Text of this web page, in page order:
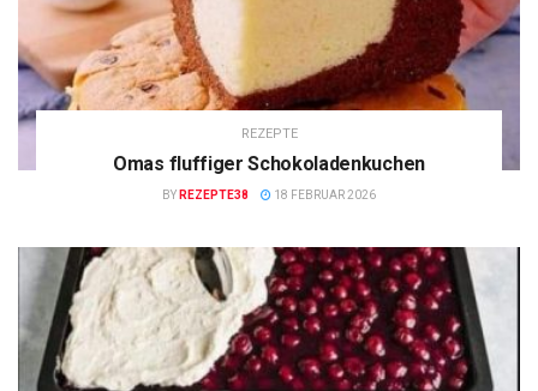
REZEPTE
Omas fluffiger Schokoladenkuchen
BY REZEPTE38 18 FEBRUAR 2026